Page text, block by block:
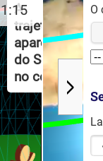
A
trajetória
aparente
do Sol
no céu
O